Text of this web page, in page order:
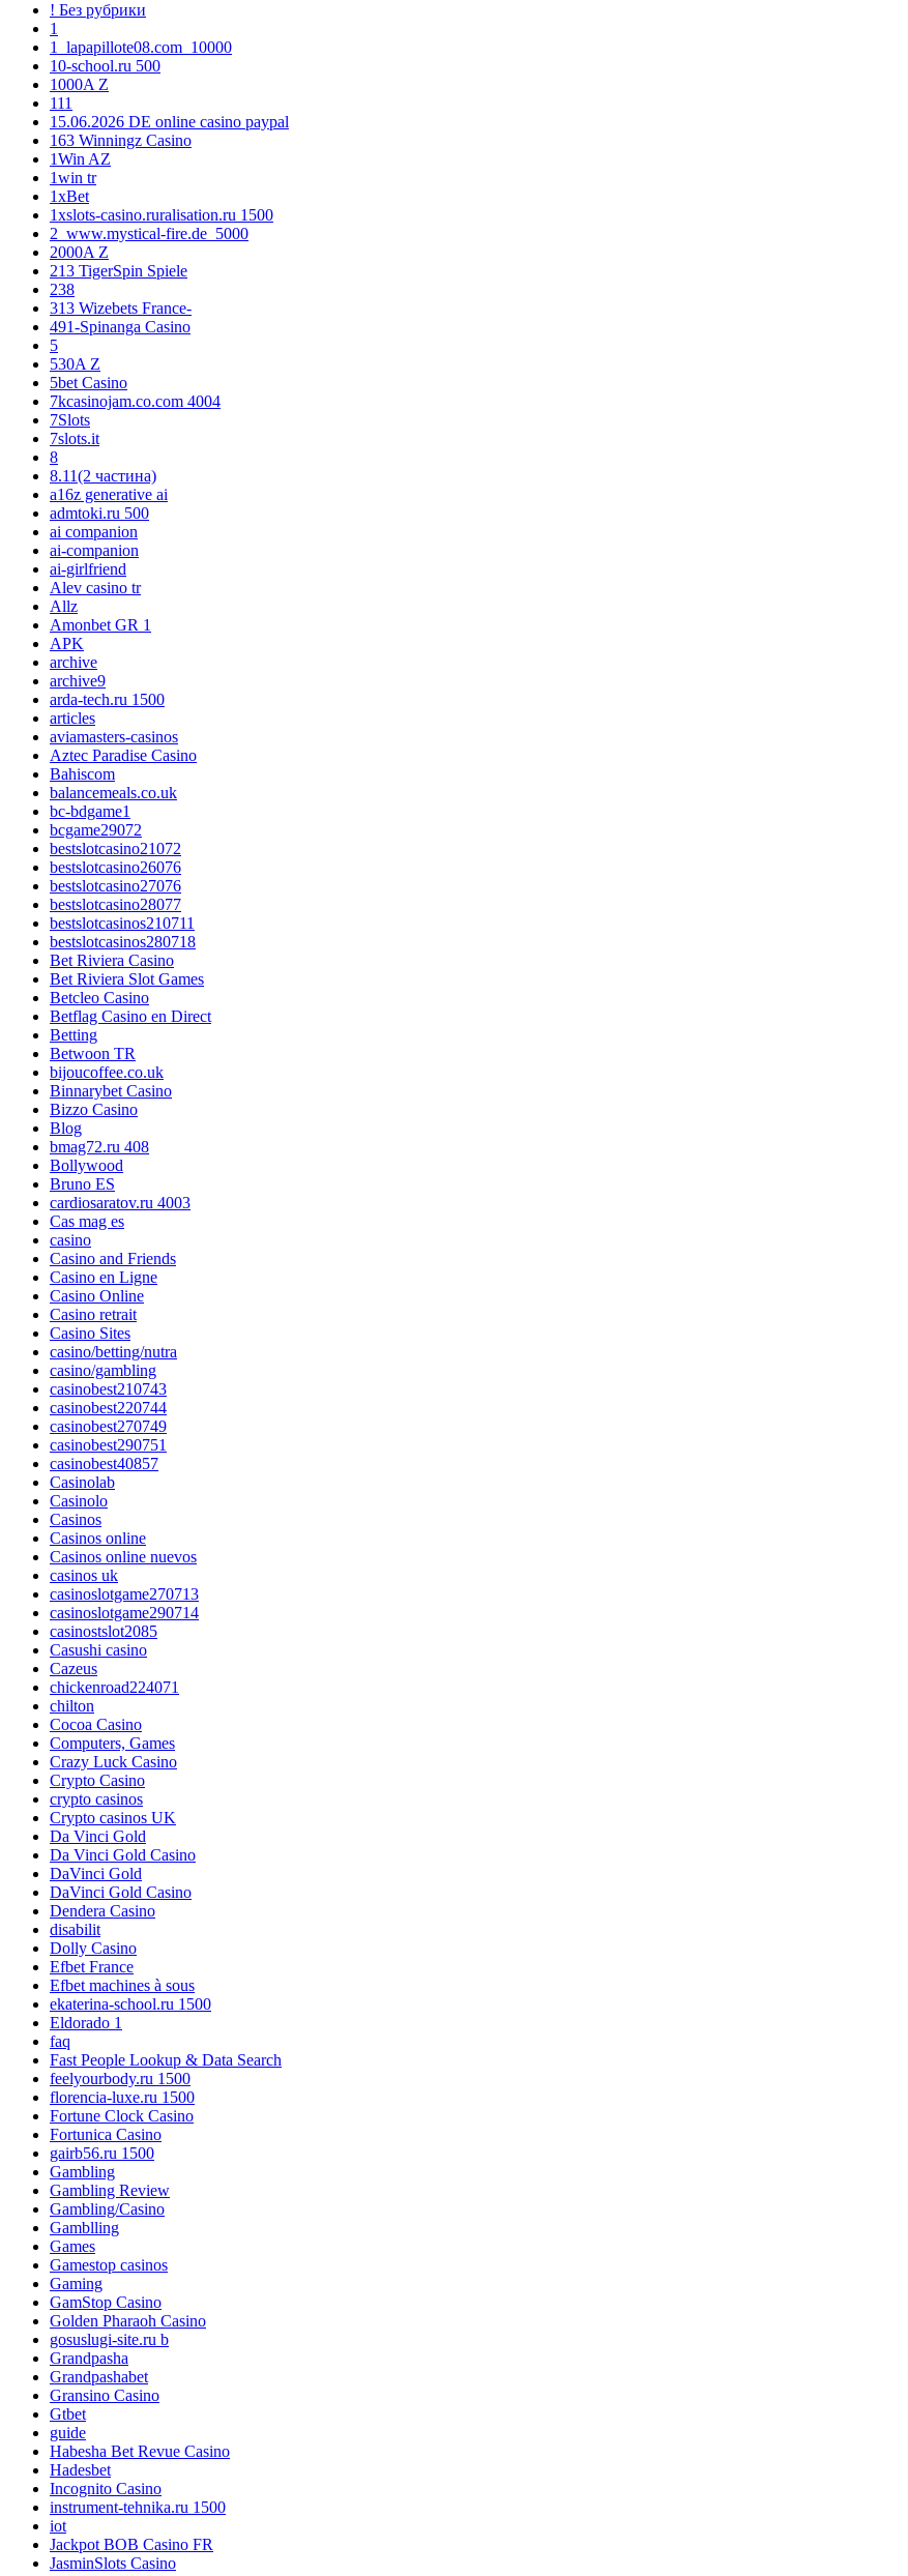
! Без рубрики
1
1_lapapillote08.com_10000
10-school.ru 500
1000A Z
111
15.06.2026 DE online casino paypal
163 Winningz Casino
1Win AZ
1win tr
1xBet
1xslots-casino.ruralisation.ru 1500
2_www.mystical-fire.de_5000
2000A Z
213 TigerSpin Spiele
238
313 Wizebets France-
491-Spinanga Casino
5
530A Z
5bet Casino
7kcasinojam.co.com 4004
7Slots
7slots.it
8
8.11(2 частина)
a16z generative ai
admtoki.ru 500
ai companion
ai-companion
ai-girlfriend
Alev casino tr
Allz
Amonbet GR 1
APK
archive
archive9
arda-tech.ru 1500
articles
aviamasters-casinos
Aztec Paradise Casino
Bahiscom
balancemeals.co.uk
bc-bdgame1
bcgame29072
bestslotcasino21072
bestslotcasino26076
bestslotcasino27076
bestslotcasino28077
bestslotcasinos210711
bestslotcasinos280718
Bet Riviera Casino
Bet Riviera Slot Games
Betcleo Casino
Betflag Casino en Direct
Betting
Betwoon TR
bijoucoffee.co.uk
Binnarybet Casino
Bizzo Casino
Blog
bmag72.ru 408
Bollywood
Bruno ES
cardiosaratov.ru 4003
Cas mag es
casino
Casino and Friends
Casino en Ligne
Casino Online
Casino retrait
Casino Sites
casino/betting/nutra
casino/gambling
casinobest210743
casinobest220744
casinobest270749
casinobest290751
casinobest40857
Casinolab
Casinolo
Casinos
Casinos online
Casinos online nuevos
casinos uk
casinoslotgame270713
casinoslotgame290714
casinostslot2085
Casushi casino
Cazeus
chickenroad224071
chilton
Cocoa Casino
Computers, Games
Crazy Luck Casino
Crypto Casino
crypto casinos
Crypto casinos UK
Da Vinci Gold
Da Vinci Gold Casino
DaVinci Gold
DaVinci Gold Casino
Dendera Casino
disabilit
Dolly Casino
Efbet France
Efbet machines à sous
ekaterina-school.ru 1500
Eldorado 1
faq
Fast People Lookup & Data Search
feelyourbody.ru 1500
florencia-luxe.ru 1500
Fortune Clock Casino
Fortunica Casino
gairb56.ru 1500
Gambling
Gambling Review
Gambling/Casino
Gamblling
Games
Gamestop casinos
Gaming
GamStop Casino
Golden Pharaoh Casino
gosuslugi-site.ru b
Grandpasha
Grandpashabet
Gransino Casino
Gtbet
guide
Habesha Bet Revue Casino
Hadesbet
Incognito Casino
instrument-tehnika.ru 1500
iot
Jackpot BOB Casino FR
JasminSlots Casino